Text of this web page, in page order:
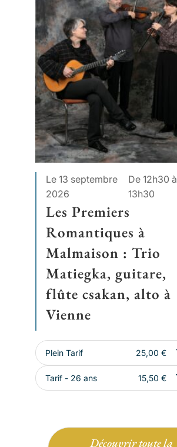
Le 13 septembre
2026
De 12h30 à
13h30
Les Premiers
Romantiques à
Malmaison : Trio
Matiegka, guitare,
flûte csakan, alto à
Vienne
Plein Tarif 25,00 €
Tarif - 26 ans 15,50 €
Découvrir toute la